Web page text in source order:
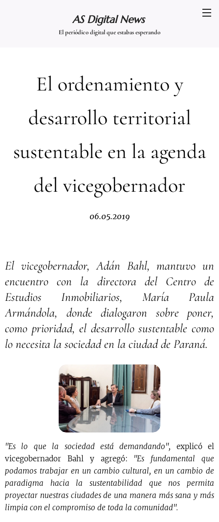
AS Digital News
El periódico digital que estabas esperando
El ordenamiento y
desarrollo territorial
sustentable en la agenda
del vicegobernador
06.05.2019
El vicegobernador, Adán Bahl, mantuvo un
encuentro con la directora del Centro de
Estudios Inmobiliarios, María Paula
Armándola, donde dialogaron sobre poner,
como prioridad, el desarrollo sustentable como
lo necesita la sociedad en la ciudad de Paraná.
"Es lo que la sociedad está demandando", explicó el
vicegobernador Bahl y agregó: "Es fundamental que
podamos trabajar en un cambio cultural, en un cambio de
paradigma hacia la sustentabilidad que nos permita
proyectar nuestras ciudades de una manera más sana y más
limpia con el compromiso de toda la comunidad".